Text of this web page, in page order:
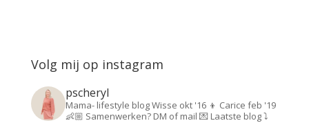
Volg mij op instagram
pscheryl
Mama- lifestyle blogWisse okt '16 👦 Carice feb '19
👶🏼 Samenwerken? DM of mail 💌Laatste blog ⤵️